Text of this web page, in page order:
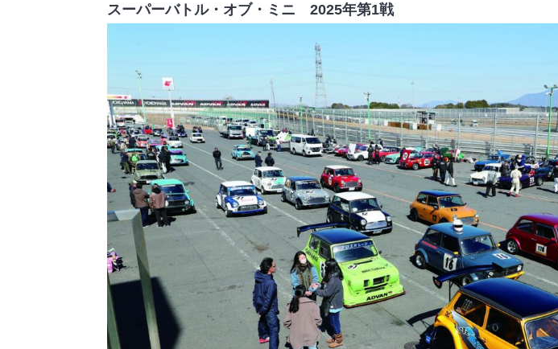
スーパーバトル・オブ・ミニ 2025年第1戦